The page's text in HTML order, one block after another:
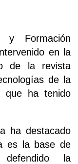
y Formación
en la
de la revista
de la
que ha tenido
ha destacado
es la base de
la